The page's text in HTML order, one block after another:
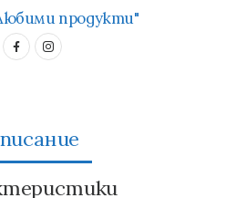
продукти"